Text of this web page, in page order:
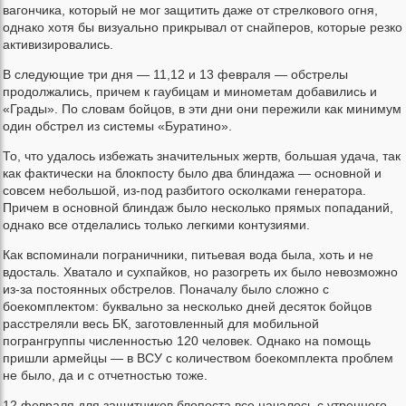
вагончика, который не мог защитить даже от стрелкового огня,
однако хотя бы визуально прикрывал от снайперов, которые резко
активизировались.
В следующие три дня — 11,12 и 13 февраля — обстрелы
продолжались, причем к гаубицам и минометам добавились и
«Грады». По словам бойцов, в эти дни они пережили как минимум
один обстрел из системы «Буратино».
То, что удалось избежать значительных жертв, большая удача, так
как фактически на блокпосту было два блиндажа — основной и
совсем небольшой, из-под разбитого осколками генератора.
Причем в основной блиндаж было несколько прямых попаданий,
однако все отделались только легкими контузиями.
Как вспоминали пограничники, питьевая вода была, хоть и не
вдосталь. Хватало и сухпайков, но разогреть их было невозможно
из-за постоянных обстрелов. Поначалу было сложно с
боекомплектом: буквально за несколько дней десяток бойцов
расстреляли весь БК, заготовленный для мобильной
погрангруппы численностью 120 человек. Однако на помощь
пришли армейцы — в ВСУ с количеством боекомплекта проблем
не было, да и с отчетностью тоже.